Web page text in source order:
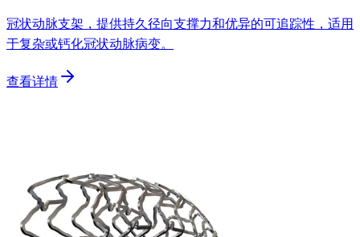
冠状动脉支架，提供持久径向支撑力和优异的可追踪性，适用
于复杂或钙化冠状动脉病变。
查看详情